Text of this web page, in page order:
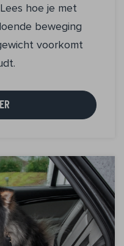
hoe je met
beweging
voorkomt